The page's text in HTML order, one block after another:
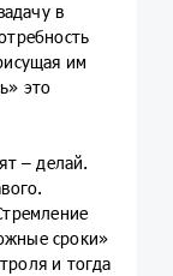
в
им
это
– делай.
сроки»
и тогда